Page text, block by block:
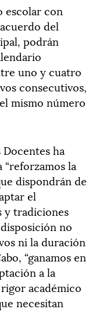
escolar con
del
podrán
uno y cuatro
consecutivos,
mismo número
ha
la
dispondrán de
el
y tradiciones
disposición no
ni la duración
“ganamos en
a la
académico
necesitan